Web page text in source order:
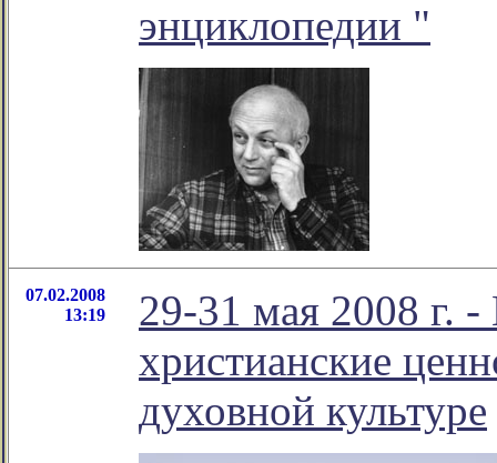
энциклопедии "
07.02.2008
13:19
29-31 мая 2008 г.
христианские
духовной культуре